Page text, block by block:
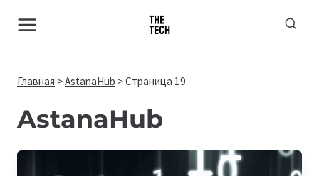
Главная >AstanaHub >Страница 19
AstanaHub